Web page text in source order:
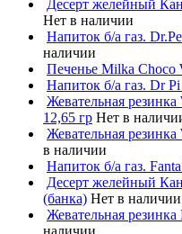
Десерт желейный
Нет в наличии
Напиток б/а газ.
наличии
Печенье Milka Choco
Напиток б/а газ. Dr
Жевательная
12,65 гр Нет в
Жевательная резинка
в наличии
Напиток б/а газ.
Десерт желейный
(банка) Нет в наличии
Жевательная
наличии